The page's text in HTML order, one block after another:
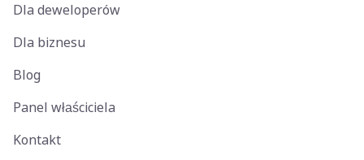
Dla deweloperów
Dla biznesu
Blog
Panel właściciela
Kontakt